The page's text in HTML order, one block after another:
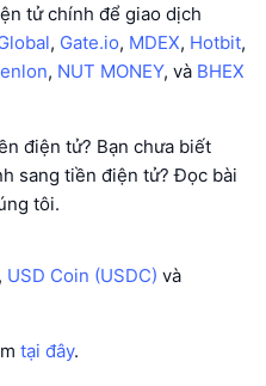
tử chính để giao dịch
, Gate.io, MDEX, Hotbit,
, NUT MONEY, và BHEX
điện tử? Bạn chưa biết
sang tiền điện tử? Đọc bài
tôi.
, USD Coin (USDC) và
tại đây.